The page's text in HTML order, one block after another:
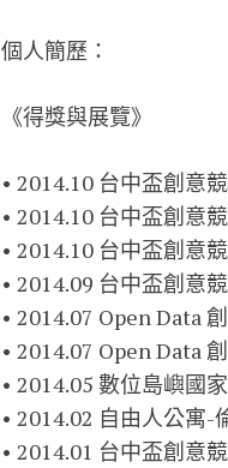
個人簡歷：
《得獎與展覽》
• 2014.10 台中盃創意
• 2014.10 台中盃創意
• 2014.10 台中盃創意
• 2014.09 台中盃創意
• 2014.07 Open Data
• 2014.07 Open Data
• 2014.05 數位島嶼國
• 2014.02 自由人公寓-
• 2014.01 台中盃創意